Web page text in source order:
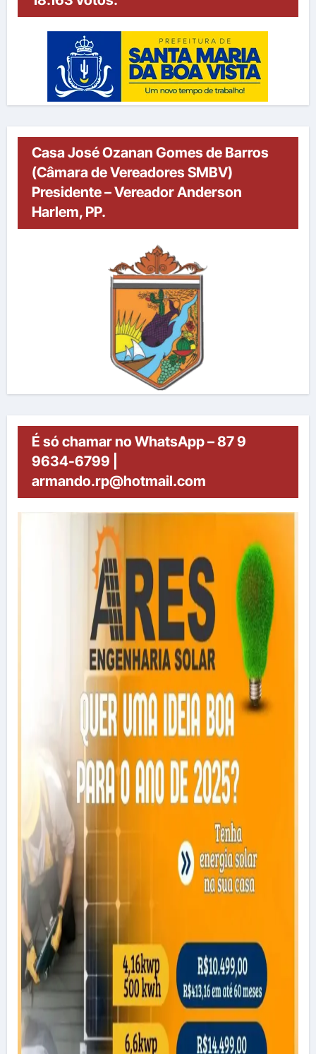
Casa José Ozanan Gomes de Barros
(Câmara de Vereadores SMBV)
Presidente – Vereador Anderson
Harlem, PP.
É só chamar no WhatsApp – 87 9
9634-6799 |
armando.rp@hotmail.com